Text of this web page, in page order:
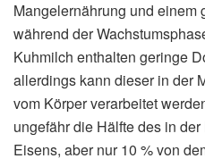
Mangelernährung und einem
während der
Kuhmilch enthalten geringe
allerdings kann dieser in der
vom Körper verarbeitet
ungefähr die Hälfte des in
Eisens, aber nur 10 % von